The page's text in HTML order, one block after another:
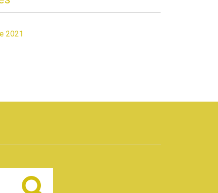
2021
Buscar